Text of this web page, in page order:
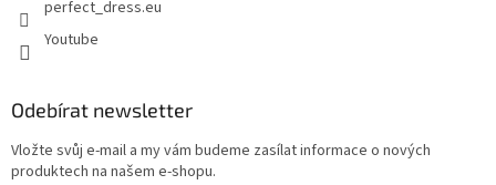
perfect_dress.eu
Youtube
Odebírat newsletter
Vložte svůj e-mail a my vám budeme zasílat informace o nových
produktech na našem e-shopu.